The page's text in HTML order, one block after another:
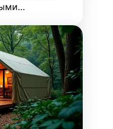
проблем при
из-за